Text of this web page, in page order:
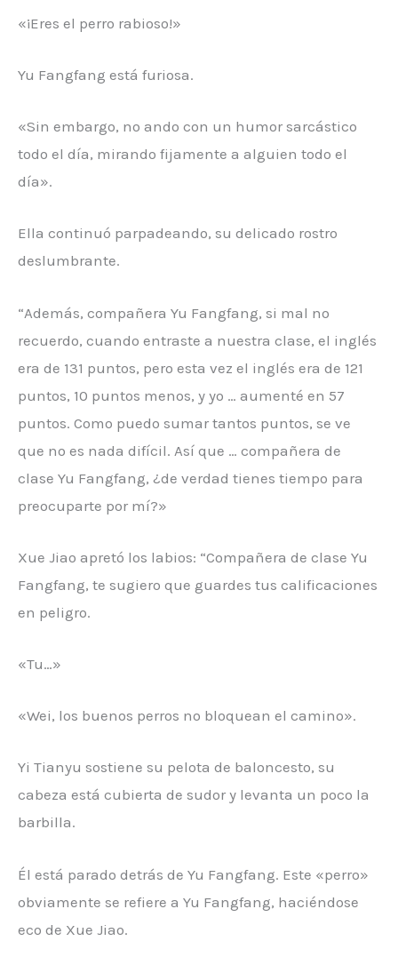
«¡Eres el perro rabioso!»
Yu Fangfang está furiosa.
«Sin embargo, no ando con un humor sarcástico
todo el día, mirando fijamente a alguien todo el
día».
Ella continuó parpadeando, su delicado rostro
deslumbrante.
“Además, compañera Yu Fangfang, si mal no
recuerdo, cuando entraste a nuestra clase, el inglés
era de 131 puntos, pero esta vez el inglés era de 121
puntos, 10 puntos menos, y yo … aumenté en 57
puntos. Como puedo sumar tantos puntos, se ve
que no es nada difícil. Así que … compañera de
clase Yu Fangfang, ¿de verdad tienes tiempo para
preocuparte por mí?»
Xue Jiao apretó los labios: “Compañera de clase Yu
Fangfang, te sugiero que guardes tus calificaciones
en peligro.
«Tu…»
«Wei, los buenos perros no bloquean el camino».
Yi Tianyu sostiene su pelota de baloncesto, su
cabeza está cubierta de sudor y levanta un poco la
barbilla.
Él está parado detrás de Yu Fangfang. Este «perro»
obviamente se refiere a Yu Fangfang, haciéndose
eco de Xue Jiao.